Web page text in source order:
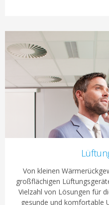
Von kleinen
großflächigen
Vielzahl von Lösungen für
gesunde und komfortable